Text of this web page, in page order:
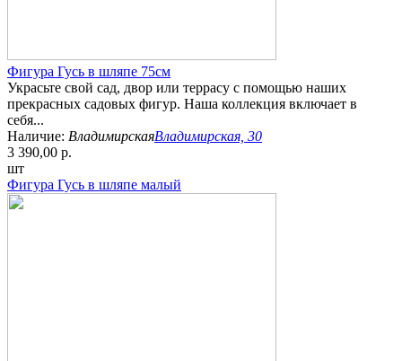
Фигура Гусь в шляпе 75см
Украсьте свой сад, двор или террасу с помощью наших
прекрасных садовых фигур. Наша коллекция включает в
себя...
Наличие: ВладимирскаяВладимирская, 30
3 390,00 р.
шт
Фигура Гусь в шляпе малый